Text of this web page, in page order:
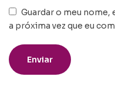
Guardar o meu nome,
a próxima vez que eu